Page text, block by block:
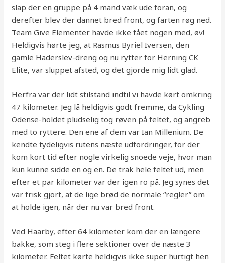
slap der en gruppe på 4 mand væk ude foran, og
derefter blev der dannet bred front, og farten røg ned.
Team Give Elementer havde ikke fået nogen med, øv!
Heldigvis hørte jeg, at Rasmus Byriel Iversen, den
gamle Haderslev-dreng og nu rytter for Herning CK
Elite, var sluppet afsted, og det gjorde mig lidt glad.
Herfra var der lidt stilstand indtil vi havde kørt omkring
47 kilometer. Jeg lå heldigvis godt fremme, da Cykling
Odense-holdet pludselig tog røven på feltet, og angreb
med to ryttere. Den ene af dem var Ian Millenium. De
kendte tydeligvis rutens næste udfordringer, for der
kom kort tid efter nogle virkelig snoede veje, hvor man
kun kunne sidde en og en. De trak hele feltet ud, men
efter et par kilometer var der igen ro på. Jeg synes det
var frisk gjort, at de lige brød de normale “regler” om
at holde igen, når der nu var bred front.
Ved Haarby, efter 64 kilometer kom der en længere
bakke, som steg i flere sektioner over de næste 3
kilometer. Feltet kørte heldigvis ikke super hurtigt hen